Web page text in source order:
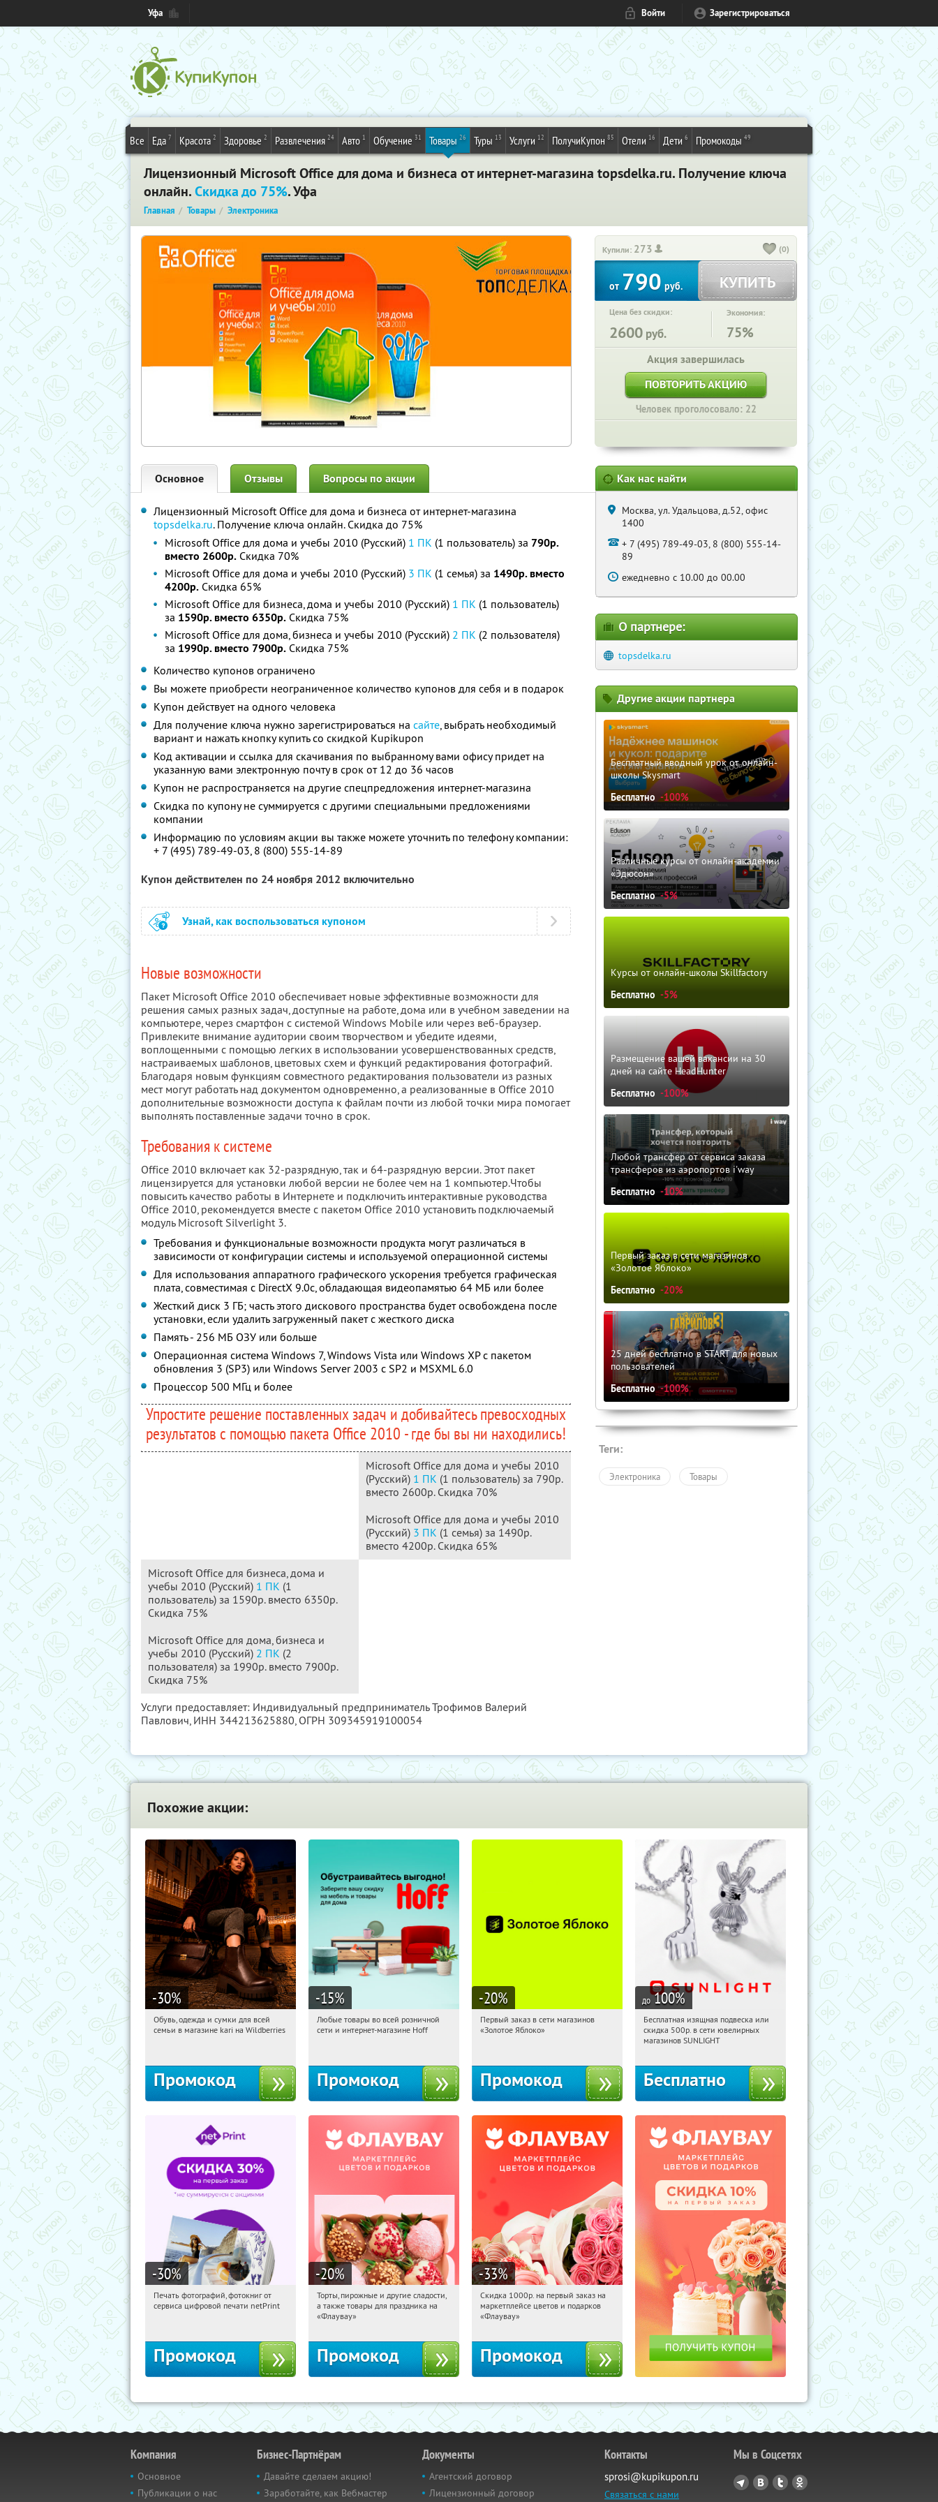
Уфа Войти Зарегистрироваться
Все Еда 7 Красота 2 Здоровье 2 Развлечения 24 Авто 1 Обучение 31 Товары 26 Туры 13 Услуги 12 ПолучиКупон 85 Отели 16 Дети 6 Промокоды 49
Лицензионный Microsoft Office для дома и бизнеса от интернет-магазина topsdelka.ru. Получение ключа
онлайн.Скидка до 75%. Уфа
Главная Товары Электроника
Купили: 273 (0)
от790руб. КУПИТЬ
Цена без скидки:
2600 руб.
Экономия:
75%
Акция завершилась
ПОВТОРИТЬ АКЦИЮ
Человек проголосовало: 22
Основное Отзывы Вопросы по акции
Лицензионный Microsoft Office для дома и бизнеса от интернет-магазина
topsdelka.ru. Получение ключа онлайн. Скидка до 75%
Microsoft Office для дома и учебы 2010 (Русский) 1 ПК (1 пользователь) за 790р.
вместо 2600р. Скидка 70%
Microsoft Office для дома и учебы 2010 (Русский) 3 ПК (1 семья) за 1490р. вместо
4200р. Скидка 65%
Microsoft Office для бизнеса, дома и учебы 2010 (Русский) 1 ПК (1 пользователь)
за 1590р. вместо 6350р. Скидка 75%
Microsoft Office для дома, бизнеса и учебы 2010 (Русский) 2 ПК (2 пользователя)
за 1990р. вместо 7900р. Скидка 75%
Количество купонов ограничено
Вы можете приобрести неограниченное количество купонов для себя и в подарок
Купон действует на одного человека
Для получение ключа нужно зарегистрироваться на сайте, выбрать необходимый
вариант и нажать кнопку купить со скидкой Kupikupon
Код активации и ссылка для скачивания по выбранному вами офису придет на
указанную вами электронную почту в срок от 12 до 36 часов
Купон не распространяется на другие спецпредложения интернет-магазина
Скидка по купону не суммируется с другими специальными предложениями
компании
Информацию по условиям акции вы также можете уточнить по телефону компании:
+ 7 (495) 789-49-03, 8 (800) 555-14-89
Купон действителен по 24 ноября 2012 включительно
Узнай, как воспользоваться купоном
Новые возможности
Пакет Microsoft Office 2010 обеспечивает новые эффективные возможности для
решения самых разных задач, доступные на работе, дома или в учебном заведении на
компьютере, через смартфон с системой Windows Mobile или через веб-браузер.
Привлеките внимание аудитории своим творчеством и убедите идеями,
воплощенными с помощью легких в использовании усовершенствованных средств,
настраиваемых шаблонов, цветовых схем и функций редактирования фотографий.
Благодаря новым функциям совместного редактирования пользователи из разных
мест могут работать над документом одновременно, а реализованные в Office 2010
дополнительные возможности доступа к файлам почти из любой точки мира помогает
выполнять поставленные задачи точно в срок.
Требования к системе
Office 2010 включает как 32-разрядную, так и 64-разрядную версии. Этот пакет
лицензируется для установки любой версии не более чем на 1 компьютер.Чтобы
повысить качество работы в Интернете и подключить интерактивные руководства
Office 2010, рекомендуется вместе с пакетом Office 2010 установить подключаемый
модуль Microsoft Silverlight 3.
Требования и функциональные возможности продукта могут различаться в
зависимости от конфигурации системы и используемой операционной системы
Для использования аппаратного графического ускорения требуется графическая
плата, совместимая с DirectX 9.0c, обладающая видеопамятью 64 МБ или более
Жесткий диск 3 ГБ; часть этого дискового пространства будет освобождена после
установки, если удалить загруженный пакет с жесткого диска
Память - 256 МБ ОЗУ или больше
Операционная система Windows 7, Windows Vista или Windows XP с пакетом
обновления 3 (SP3) или Windows Server 2003 с SP2 и MSXML 6.0
Процессор 500 МГц и более
Упростите решение поставленных задач и добивайтесь превосходных
результатов с помощью пакета Office 2010 - где бы вы ни находились!
Microsoft Office для дома и учебы 2010
(Русский) 1 ПК (1 пользователь) за 790р.
вместо 2600р. Скидка 70%
Microsoft Office для дома и учебы 2010
(Русский) 3 ПК (1 семья) за 1490р.
вместо 4200р. Скидка 65%
Microsoft Office для бизнеса, дома и
учебы 2010 (Русский) 1 ПК (1
пользователь) за 1590р. вместо 6350р.
Скидка 75%
Microsoft Office для дома, бизнеса и
учебы 2010 (Русский) 2 ПК (2
пользователя) за 1990р. вместо 7900р.
Скидка 75%
Услуги предоставляет: Индивидуальный предприниматель Трофимов Валерий
Павлович, ИНН 344213625880, ОГРН 309345919100054
Как нас найти
Москва, ул. Удальцова, д.52, офис
1400
+ 7 (495) 789-49-03, 8 (800) 555-14-
89
ежедневно с 10.00 до 00.00
О партнере:
topsdelka.ru
Другие акции партнера
Бесплатный вводный урок от онлайн-
школы Skysmart
Бесплатно -100%
Различные курсы от онлайн-академии
«Эдюсон»
Бесплатно -5%
Курсы от онлайн-школы Skillfactory
Бесплатно -5%
Размещение вашей вакансии на 30
дней на сайте HeadHunter
Бесплатно -100%
Любой трансфер от сервиса заказа
трансферов из аэропортов i'way
Бесплатно -10%
Первый заказ в сети магазинов
«Золотое Яблоко»
Бесплатно -20%
25 дней бесплатно в START для новых
пользователей
Бесплатно -100%
Теги:
Электроника Товары
Похожие акции:
-30%
00:21:42 Получили:
Обувь, одежда и сумки для всей
семьи в магазине kari на Wildberries
Промокод
-15%
00:21:42 Получили:
Любые товары во всей розничной
сети и интернет-магазине Hoff
Промокод
-20%
00:21:42
Получи первым!
Первый заказ в сети магазинов
«Золотое Яблоко»
Промокод
до 100%
00:21:42 Получили:
Россия
Бесплатная изящная подвеска или
скидка 500р. в сети ювелирных
магазинов SUNLIGHT
Бесплатно
-30%
00:21:42 Получили:
Печать фотографий, фотокниг от
сервиса цифровой печати netPrint
Промокод
-20%
00:21:42 Получили:
Россия
Торты, пирожные и другие сладости,
а также товары для праздника на
«Флаувау»
Промокод
-33%
00:21:42 Получили:
Россия
Скидка 1000р. на первый заказ на
маркетплейсе цветов и подарков
«Флаувау»
Промокод
Компания
Основное
Публикации о нас
Бизнес-Партнёрам
Давайте сделаем акцию!
Заработайте, как Вебмастер
Документы
Агентский договор
Лицензионный договор
Контакты
sprosi@kupikupon.ru
Связаться с нами
Мы в Соцсетях